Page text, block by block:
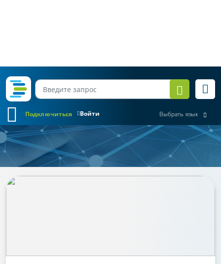
Обзор законодательства
Все месяцы